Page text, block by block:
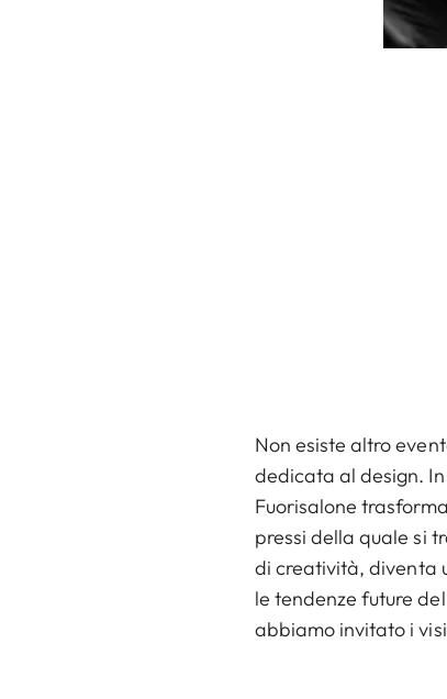
Non esiste altro
dedicata al design.
Fuorisalone
pressi della quale si
di creatività, diventa
le tendenze future
abbiamo invitato i